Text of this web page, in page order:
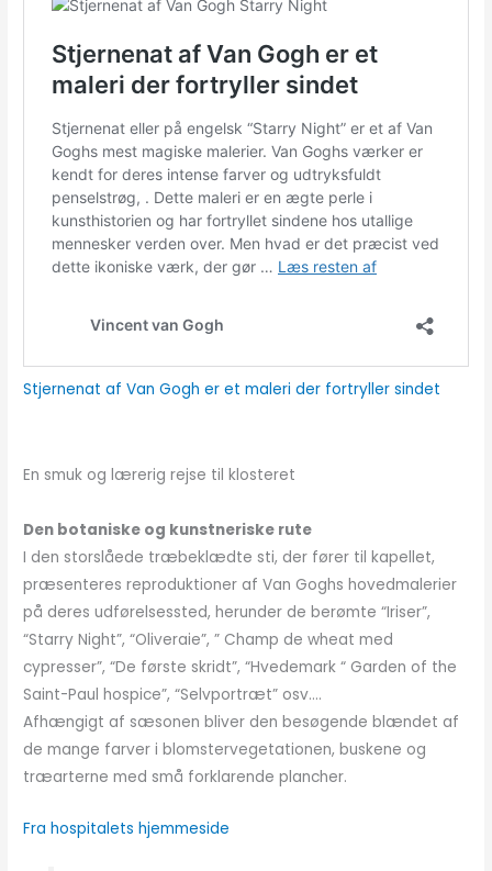
Stjernenat af Van Gogh er et maleri der fortryller sindet
En smuk og lærerig rejse til klosteret
Den botaniske og kunstneriske rute
I den storslåede træbeklædte sti, der fører til kapellet,
præsenteres reproduktioner af Van Goghs hovedmalerier
på deres udførelsessted, herunder de berømte “Iriser”,
“Starry Night”, “Oliveraie”, ” Champ de wheat med
cypresser”, “De første skridt”, “Hvedemark “ Garden of the
Saint-Paul hospice”, “Selvportræt” osv….
Afhængigt af sæsonen bliver den besøgende blændet af
de mange farver i blomstervegetationen, buskene og
træarterne med små forklarende plancher.
Fra hospitalets hjemmeside